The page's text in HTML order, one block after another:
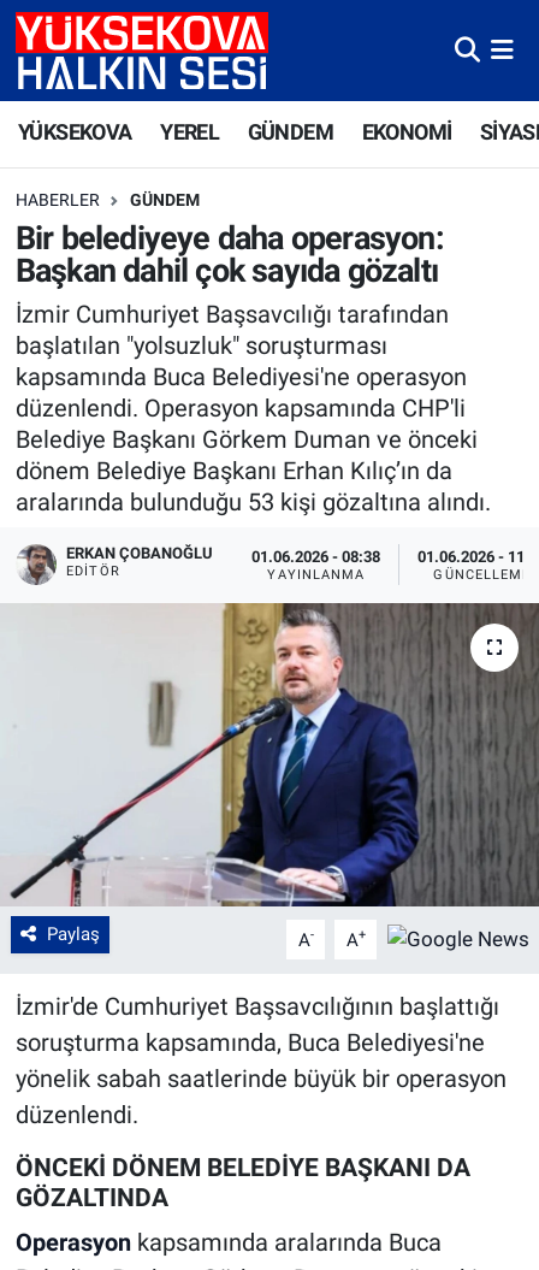
YÜKSEKOVA YEREL GÜNDEM EKONOMİ
HABERLER GÜNDEM
Bir belediyeye daha operasyon:
Başkan dahil çok sayıda gözaltı
İzmir Cumhuriyet Başsavcılığı tarafından
başlatılan "yolsuzluk" soruşturması
kapsamında Buca Belediyesi'ne operasyon
düzenlendi. Operasyon kapsamında CHP'li
Belediye Başkanı Görkem Duman ve önceki
dönem Belediye Başkanı Erhan Kılıç’ın da
aralarında bulunduğu 53 kişi gözaltına alındı.
ERKAN ÇOBANOĞLU
EDITÖR
01.06.2026 - 08:38
YAYINLANMA
01.06.2026 -
GÜNCELLEME
Paylaş A- A+
İzmir'de Cumhuriyet Başsavcılığının başlattığı
soruşturma kapsamında, Buca Belediyesi'ne
yönelik sabah saatlerinde büyük bir operasyon
düzenlendi.
ÖNCEKİ DÖNEM BELEDİYE BAŞKANI DA
GÖZALTINDA
Operasyonkapsamında aralarında Buca
Yüksekova Nöbetçi Eczaneler
Süper Lig Puan Durumu ve Fikstür
Tüm Manşetler
Son Dakika Haberleri
Haber Arşivi